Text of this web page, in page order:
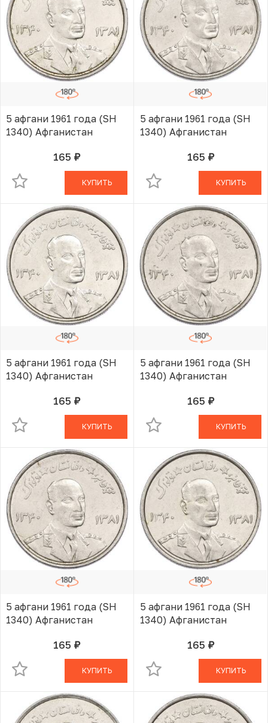
5 афгани 1961 года (SH
1340) Афганистан
165 руб.В КОРЗИНЕ
КУПИТЬ
5 афгани 1961 года (SH
1340) Афганистан
165 руб.В КОРЗИНЕ
КУПИТЬ
5 афгани 1961 года (SH
1340) Афганистан
165 руб.В КОРЗИНЕ
КУПИТЬ
5 афгани 1961 года (SH
1340) Афганистан
165 руб.В КОРЗИНЕ
КУПИТЬ
5 афгани 1961 года (SH
1340) Афганистан
165 руб.В КОРЗИНЕ
КУПИТЬ
5 афгани 1961 года (SH
1340) Афганистан
165 руб.В КОРЗИНЕ
КУПИТЬ